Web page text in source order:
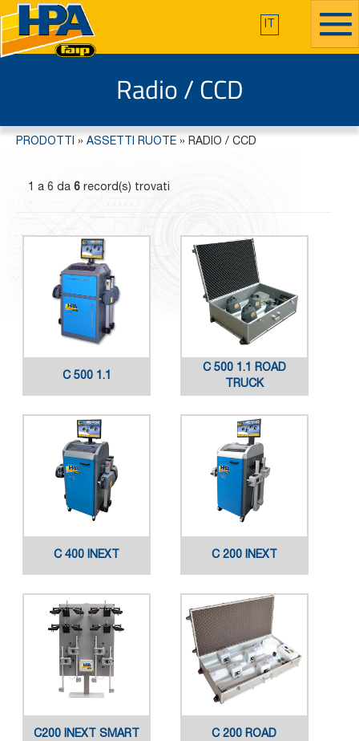
IT
Radio / CCD
PRODOTTI » ASSETTI RUOTE » RADIO / CCD
1 a 6 da 6 record(s) trovati
C 500 1.1
C 500 1.1 ROAD
TRUCK
C 400 INEXT C 200 INEXT
C200 INEXT SMART C 200 ROAD